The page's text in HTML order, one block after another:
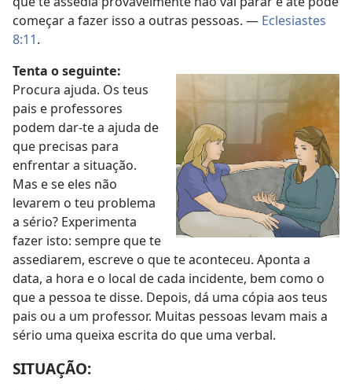
começar a fazer isso a outras pessoas. — Eclesiastes
8:11.
Tenta o seguinte:
Procura ajuda. Os teus
pais e professores
podem dar-te a ajuda de
que precisas para
enfrentar a situação.
Mas e se eles não
levarem o teu problema
a sério? Experimenta
fazer isto: sempre que te
assediarem, escreve o que te aconteceu. Aponta a
data, a hora e o local de cada incidente, bem como o
que a pessoa te disse. Depois, dá uma cópia aos teus
pais ou a um professor. Muitas pessoas levam mais a
sério uma queixa escrita do que uma verbal.
SITUAÇÃO: